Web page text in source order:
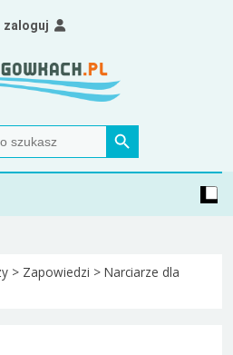
narciarstwa biegowego
Search Button
zaloguj
> Zapowiedzi > Narciarze dla